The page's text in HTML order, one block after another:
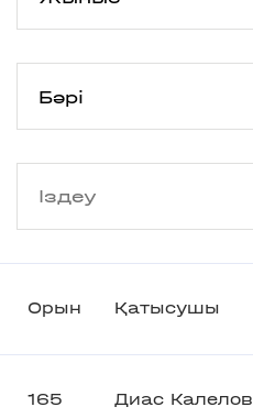
Орын Қатысушы
165 Диас Калелов